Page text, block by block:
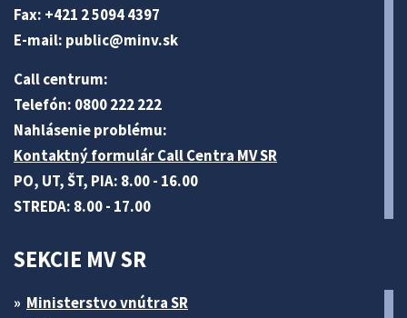
Fax: +421 2 5094 4397
E-mail: public@minv.sk
Call centrum:
Telefón: 0800 222 222
Nahlásenie problému:
Kontaktný formulár Call Centra MV SR
PO, UT, ŠT, PIA: 8.00 - 16.00
STREDA: 8.00 - 17.00
SEKCIE MV SR
Ministerstvo vnútra SR